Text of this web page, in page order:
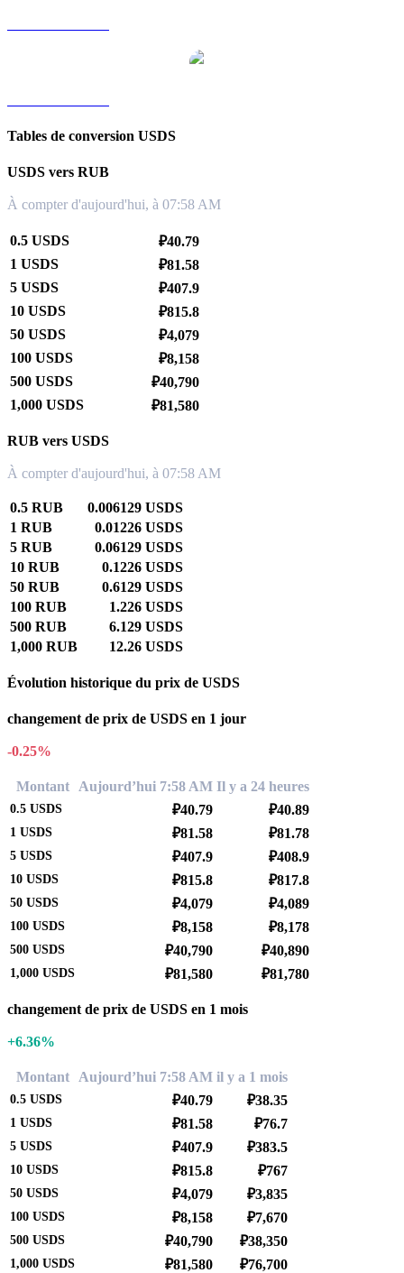
Tables de conversion USDS
USDS vers RUB
À compter d'aujourd'hui, à 07:58 AM
0.5 USDS
₽40.79
1 USDS
₽81.58
5 USDS
₽407.9
10 USDS
₽815.8
50 USDS
₽4,079
100 USDS
₽8,158
500 USDS
₽40,790
1,000 USDS
₽81,580
RUB vers USDS
À compter d'aujourd'hui, à 07:58 AM
0.5 RUB
0.006129 USDS
1 RUB
0.01226 USDS
5 RUB
0.06129 USDS
10 RUB
0.1226 USDS
50 RUB
0.6129 USDS
100 RUB
1.226 USDS
500 RUB
6.129 USDS
1,000 RUB
12.26 USDS
Évolution historique du prix de USDS
changement de prix de USDS en 1 jour
-0.25%
Montant Aujourd’hui 7:58 AM Il y a 24 heures
0.5 USDS ₽40.79 ₽40.89
1 USDS ₽81.58 ₽81.78
5 USDS ₽407.9 ₽408.9
10 USDS ₽815.8 ₽817.8
50 USDS ₽4,079 ₽4,089
100 USDS ₽8,158 ₽8,178
500 USDS ₽40,790 ₽40,890
1,000 USDS ₽81,580 ₽81,780
changement de prix de USDS en 1 mois
+6.36%
Montant Aujourd’hui 7:58 AM il y a 1 mois
0.5 USDS ₽40.79 ₽38.35
1 USDS ₽81.58 ₽76.7
5 USDS ₽407.9 ₽383.5
10 USDS ₽815.8 ₽767
50 USDS ₽4,079 ₽3,835
100 USDS ₽8,158 ₽7,670
500 USDS ₽40,790 ₽38,350
1,000 USDS ₽81,580 ₽76,700